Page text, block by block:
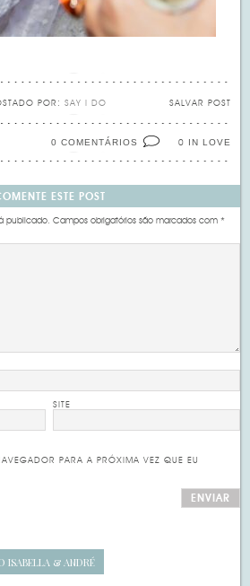
SALVAR POST
POR: SAY I DO
0 IN LOVE
0 COMENTÁRIOS
ESTE POST
publicado. Campos obrigatórios são marcados com*
SITE
PARA A PRÓXIMA VEZ QUE EU
ISABELLA & ANDRÉ